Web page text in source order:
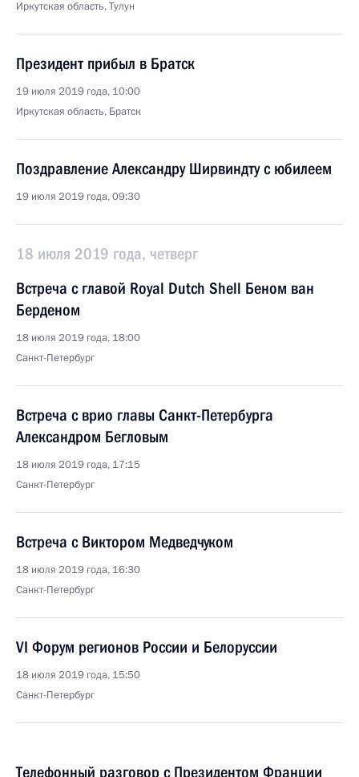
Иркутская область, Тулун
Президент прибыл в Братск
19 июля 2019 года, 10:00
Иркутская область, Братск
Поздравление Александру Ширвиндту с юбилеем
19 июля 2019 года, 09:30
18 июля 2019 года, четверг
Встреча с главой Royal Dutch Shell Беном ван
Берденом
18 июля 2019 года, 18:00
Санкт-Петербург
Встреча с врио главы Санкт-Петербурга
Александром Бегловым
18 июля 2019 года, 17:15
Санкт-Петербург
Встреча с Виктором Медведчуком
18 июля 2019 года, 16:30
Санкт-Петербург
VI Форум регионов России и Белоруссии
18 июля 2019 года, 15:50
Санкт-Петербург
Телефонный разговор с Президентом Франции